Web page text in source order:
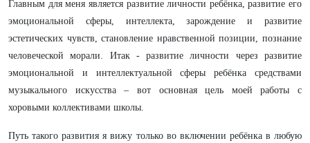
Главным для меня является развитие личности ребёнка, развитие его
эмоциональной сферы, интеллекта, зарождение и развитие
эстетических чувств, становление нравственной позиции, познание
человеческой морали. Итак - развитие личности через развитие
эмоциональной и интеллектуальной сферы ребёнка средствами
музыкального искусства – вот основная цель моей работы с
хоровыми коллективами школы.
Путь такого развития я вижу только во включении ребёнка в любую